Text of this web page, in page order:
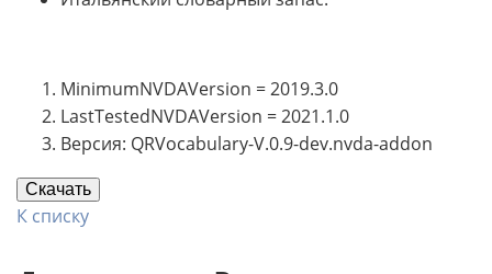
MinimumNVDAVersion = 2019.3.0
LastTestedNVDAVersion = 2021.1.0
Версия: QRVocabulary-V.0.9-dev.nvda-addon
Скачать
К списку